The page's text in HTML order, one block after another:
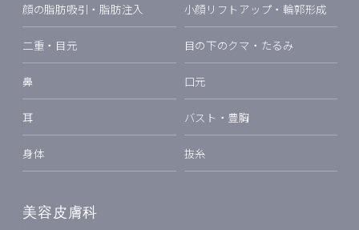
顔の脂肪吸引・脂肪注入 小顔リフトアップ・輪郭形成
二重・目元 目の下のクマ・たるみ
鼻 口元
耳 バスト・豊胸
身体 抜糸
美容皮膚科